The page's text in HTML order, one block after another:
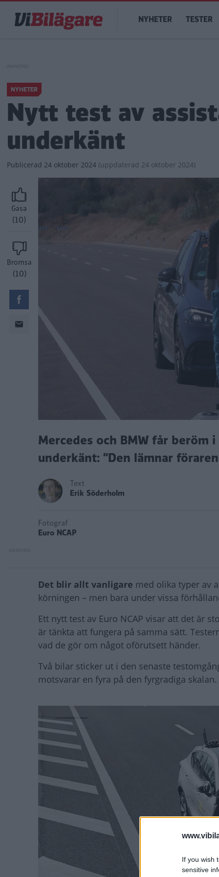
If you wish
sensitive
huvudinnehåll
Main
navigation
NYHETER TESTER
NYHETER
Nytt test av
underkänt
Publicerad 24 oktober 2024 (uppdaterad 24 oktober 2024)
Gasa
(10)
Bromsa
(10)
Mercedes och BMW får beröm
underkänt: ”Den lämnar
Text
Erik Söderholm
Fotograf
Euro NCAP
Det blir allt vanligare med olika typer av
körningen – men bara under vissa
Ett nytt test av Euro NCAP visar att det är
är tänkta att fungera på samma sätt.
vad de gör om något oförutsett händer.
Två bilar sticker ut i den senaste
motsvarar en fyra på den fyrgradiga